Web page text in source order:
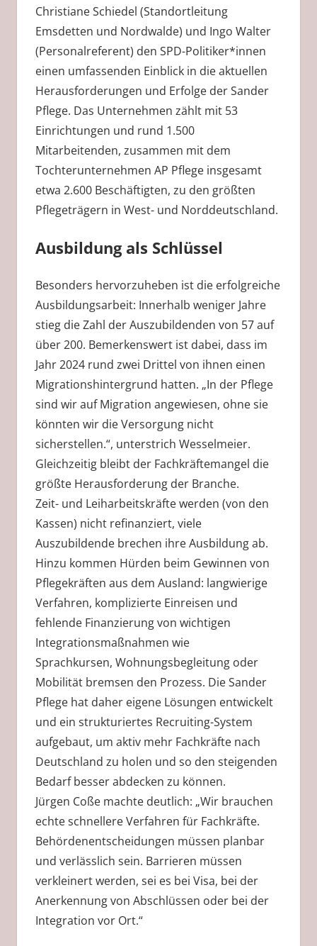
Christiane Schiedel (Standortleitung
Emsdetten und Nordwalde) und Ingo Walter
(Personalreferent) den SPD-Politiker*innen
einen umfassenden Einblick in die aktuellen
Herausforderungen und Erfolge der Sander
Pflege. Das Unternehmen zählt mit 53
Einrichtungen und rund 1.500
Mitarbeitenden, zusammen mit dem
Tochterunternehmen AP Pflege insgesamt
etwa 2.600 Beschäftigten, zu den größten
Pflegeträgern in West- und Norddeutschland.
Ausbildung als Schlüssel
Besonders hervorzuheben ist die erfolgreiche
Ausbildungsarbeit: Innerhalb weniger Jahre
stieg die Zahl der Auszubildenden von 57 auf
über 200. Bemerkenswert ist dabei, dass im
Jahr 2024 rund zwei Drittel von ihnen einen
Migrationshintergrund hatten. „In der Pflege
sind wir auf Migration angewiesen, ohne sie
könnten wir die Versorgung nicht
sicherstellen.“, unterstrich Wesselmeier.
Gleichzeitig bleibt der Fachkräftemangel die
größte Herausforderung der Branche.
Zeit- und Leiharbeitskräfte werden (von den
Kassen) nicht refinanziert, viele
Auszubildende brechen ihre Ausbildung ab.
Hinzu kommen Hürden beim Gewinnen von
Pflegekräften aus dem Ausland: langwierige
Verfahren, komplizierte Einreisen und
fehlende Finanzierung von wichtigen
Integrationsmaßnahmen wie
Sprachkursen, Wohnungsbegleitung oder
Mobilität bremsen den Prozess. Die Sander
Pflege hat daher eigene Lösungen entwickelt
und ein strukturiertes Recruiting-System
aufgebaut, um aktiv mehr Fachkräfte nach
Deutschland zu holen und so den steigenden
Bedarf besser abdecken zu können.
Jürgen Coße machte deutlich: „Wir brauchen
echte schnellere Verfahren für Fachkräfte.
Behördenentscheidungen müssen planbar
und verlässlich sein. Barrieren müssen
verkleinert werden, sei es bei Visa, bei der
Anerkennung von Abschlüssen oder bei der
Integration vor Ort.“